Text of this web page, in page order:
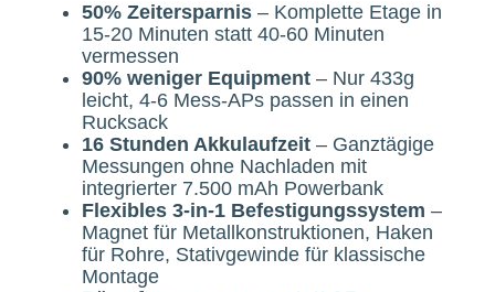
50% Zeitersparnis – Komplette Etage in
15-20 Minuten statt 40-60 Minuten
vermessen
90% weniger Equipment – Nur 433g
leicht, 4-6 Mess-APs passen in einen
Rucksack
16 Stunden Akkulaufzeit – Ganztägige
Messungen ohne Nachladen mit
integrierter 7.500 mAh Powerbank
Flexibles 3-in-1 Befestigungssystem –
Magnet für Metallkonstruktionen, Haken
für Rohre, Stativgewinde für klassische
Montage